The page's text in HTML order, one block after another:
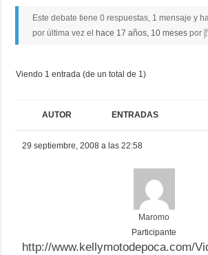
Este debate tiene 0 respuestas, 1 mensaje y
por última vez el
hace 17 años, 10 mesespor
Viendo 1 entrada (de un total de 1)
AUTOR ENTRADAS
29 septiembre, 2008 a las 22:58
Maromo
Participante
http://www.kellymotodepoca.com/